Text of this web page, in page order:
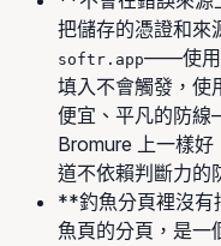
把儲存的憑證和來
softr.app——使用
填入不會觸發，使
便宜、平凡的防
Bromure 上一樣
道不依賴判斷力的
**釣魚分頁裡沒有
魚頁的分頁，是一